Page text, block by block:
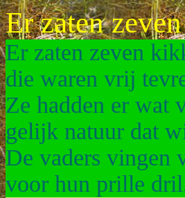
Er zaten
Er zaten zeven
die waren vrij
Ze hadden er wat
gelijk natuur dat
De vaders vingen
voor hun prille